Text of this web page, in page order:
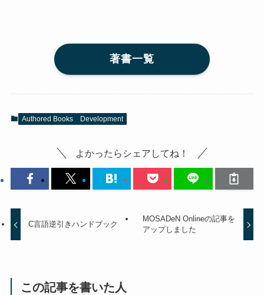
著書一覧
Authored Books Development
よかったらシェアしてね！
C言語逆引きハンドブック
MOSADeN Onlineの記事を
アップしました
この記事を書いた人